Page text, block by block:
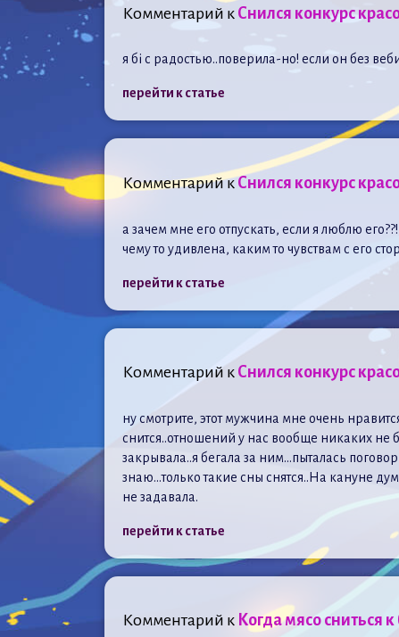
Комментарий к Снился конкурс
я бі с радостью..поверила-но! если он без
перейти к статье
Комментарий к Снился конкурс
а зачем мне его отпускать, если я люблю
чему то удивлена, каким то чувствам с его
перейти к статье
Комментарий к Снился конкурс
ну смотрите, этот мужчина мне очень
снится..отношений у нас вообще никаких не
закрывала..я бегала за ним…пыталась
знаю…только такие сны снятся..На кануне
не задавала.
перейти к статье
Комментарий к Когда мясо сниться